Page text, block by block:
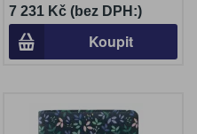
7 231 Kč (bez DPH:)
Koupit